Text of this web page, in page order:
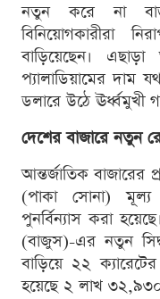
নতুন করে না
বিনিয়োগকারীরা
বাড়িয়েছেন।
প্যালাডিয়ামের
ডলারে উঠে ঊর্ধ্বমুখী
দেশের বাজারে নতুন
আন্তর্জাতিক বাজারের
(পাকা সোনা) মূল্য
পুনর্বিন্যাস করা
(বাজুস)-এর নতুন
বাড়িয়ে ২২
হয়েছে ২ লাখ ৩২,৯৩০